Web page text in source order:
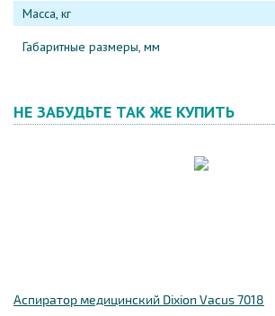
Масса, кг
Габаритные размеры, мм
НЕ ЗАБУДЬТЕ ТАК ЖЕ КУПИТЬ
Аспиратор медицинский Dixion Vacus 7018